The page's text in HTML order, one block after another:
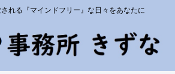
れる『マインドフリー』な日々をあなたに